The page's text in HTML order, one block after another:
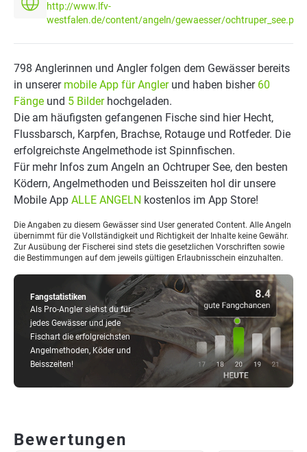
http://www.lfv-
westfalen.de/content/angeln/gewaesser/ochtruper_see.php
Fangstatistiken
Als Pro-Angler siehst du für
jedes Gewässer und jede
Fischart die erfolgreichsten
Angelmethoden, Köder und
Beisszeiten!
798 Anglerinnen und Angler folgen dem Gewässer bereits
in unserer mobile App für Anglerund haben bisher 60
Fänge und 5 Bilderhochgeladen.
Die am häufigsten gefangenen Fische sind hier Hecht,
Flussbarsch, Karpfen, Brachse, Rotauge und Rotfeder. Die
erfolgreichste Angelmethode ist Spinnfischen.
Für mehr Infos zum Angeln an Ochtruper See, den besten
Ködern, Angelmethoden und Beisszeiten hol dir unsere
Mobile App ALLE ANGELN kostenlos im App Store!
Die Angaben zu diesem Gewässer sind User generated Content. Alle Angeln
übernimmt für die Vollständigkeit und Richtigkeit der Inhalte keine Gewähr.
Zur Ausübung der Fischerei sind stets die gesetzlichen Vorschriften sowie
die Bestimmungen auf dem jeweils gültigen Erlaubnisschein einzuhalten.
Bewertungen